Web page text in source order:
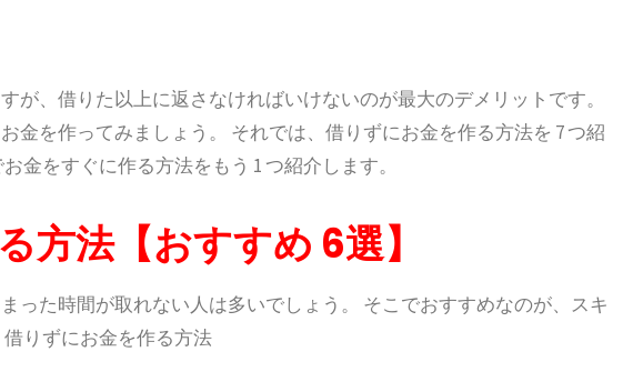
が、借りた以上に返さなければいけないのが最大のデメリットです。
金を作ってみましょう。 それでは、借りずにお金を作る方法を 7 つ紹
金をすぐに作る方法をもう 1 つ紹介します。
方法【おすすめ 6選】
った時間が取れない人は多いでしょう。 そこでおすすめなのが、スキ
りずにお金を作る方法